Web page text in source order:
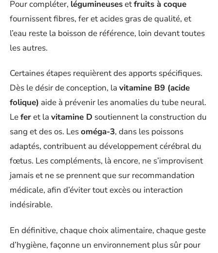
Pour compléter, légumineusesetfruits à coque
fournissent fibres, fer et acides gras de qualité, et
l’eau reste la boisson de référence, loin devant toutes
les autres.
Certaines étapes requièrent des apports spécifiques.
Dès le désir de conception, la vitamine B9 (acide
folique) aide à prévenir les anomalies du tube neural.
Leferet la vitamine D soutiennent la construction du
sang et des os. Lesoméga-3, dans les poissons
adaptés, contribuent au développement cérébral du
fœtus. Les compléments, là encore, ne s’improvisent
jamais et ne se prennent que sur recommandation
médicale, afin d’éviter tout excès ou interaction
indésirable.
En définitive, chaque choix alimentaire, chaque geste
d’hygiène, façonne un environnement plus sûr pour